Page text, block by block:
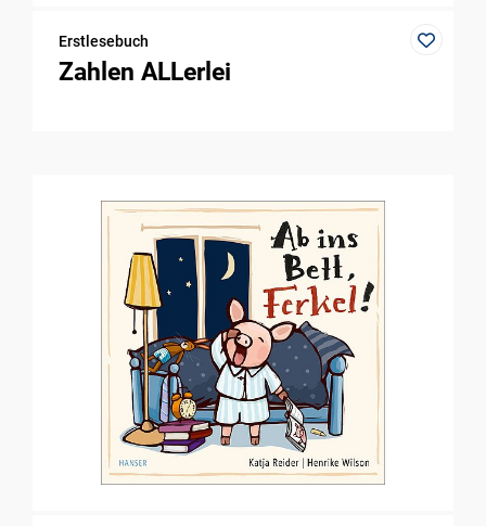
Erstlesebuch
Zahlen ALLerlei